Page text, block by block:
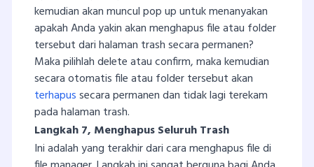
kemudian akan muncul pop up untuk menanyakan
apakah Anda yakin akan menghapus file atau folder
tersebut dari halaman trash secara permanen?
Maka pilihlah delete atau confirm, maka kemudian
secara otomatis file atau folder tersebut akan
terhapussecara permanen dan tidak lagi terekam
pada halaman trash.
Langkah 7, Menghapus Seluruh Trash
Ini adalah yang terakhir dari cara menghapus file di